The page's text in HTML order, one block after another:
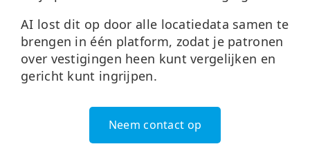
AI lost dit op door alle locatiedata samen te
brengen in één platform, zodat je patronen
over vestigingen heen kunt vergelijken en
gericht kunt ingrijpen.
Neem contact op